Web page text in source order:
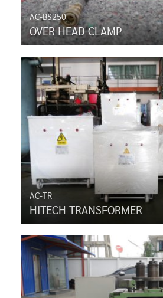
AC-BS250
OVER HEAD CLAMP
AC-TR
HITECH TRANSFORMER